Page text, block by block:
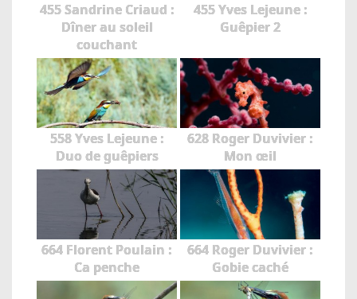
455 Sandrine Criaud :
Dîner au soleil
couchant
455 Yves Lejeune :
Guêpier 2
558 Yves Lejeune :
Duo de guêpiers
628 Roger Duvivier :
Mon œil
664 Florent Poulain :
Ca penche
664 Roger Duvivier :
Gobie caché